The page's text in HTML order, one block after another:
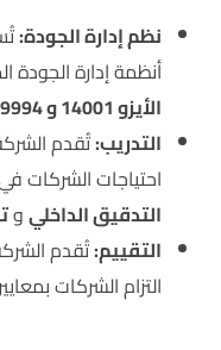
نظم إدارة الجودة:
أنظمة إدارة الجودة
الأيزو 14001 و 29994
التدريب:تُقدم
احتياجات الشركات
التدقيق الداخليو
التقييم:تُقدم
التزام الشركات